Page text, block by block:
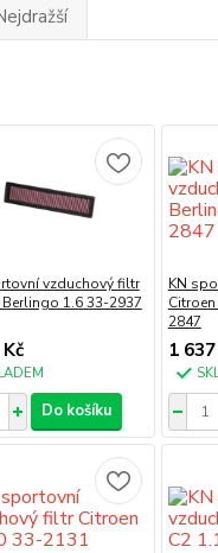
vzduchový filtr
Berlingo 1.6 33-2937
Do košíku
KN
2847
1